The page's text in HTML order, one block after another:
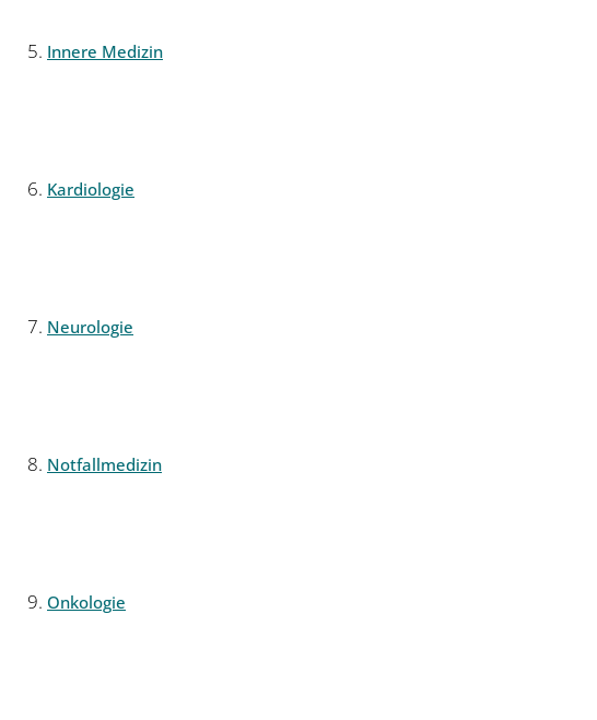
Innere Medizin
Kardiologie
Neurologie
Notfallmedizin
Onkologie